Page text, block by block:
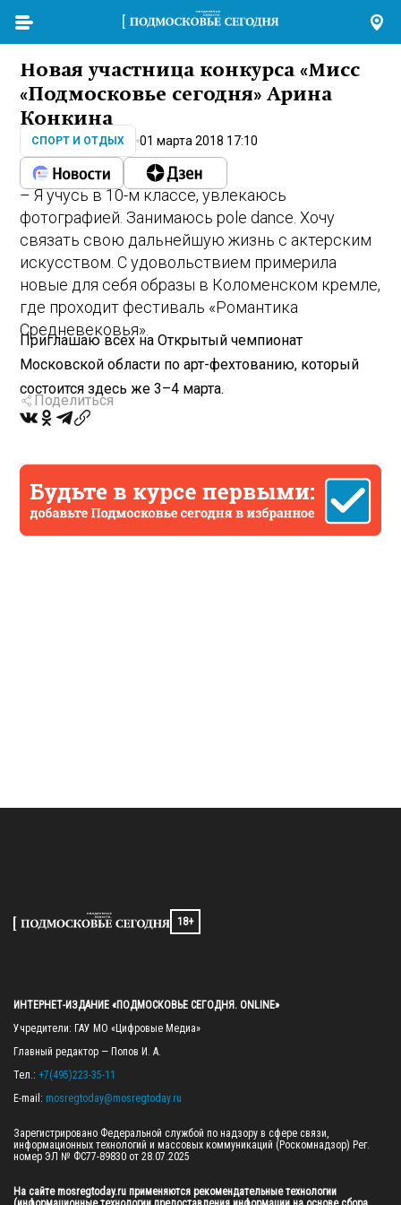
Новая участница конкурса «Мисс
«Подмосковье сегодня» Арина
Конкина
СПОРТ И ОТДЫХ 01 марта 2018 17:10
– Я учусь в 10-м классе, увлекаюсь
фотографией. Занимаюсь pole dance. Хочу
связать свою дальнейшую жизнь с актерским
искусством. С удовольствием примерила
новые для себя образы в Коломенском кремле,
где проходит фестиваль «Романтика
Средневековья».
Приглашаю всех на Открытый чемпионат
Московской области по арт-фехтованию, который
состоится здесь же 3–4 марта.
Поделиться
18+
ИНТЕРНЕТ-ИЗДАНИЕ «ПОДМОСКОВЬЕ СЕГОДНЯ. ONLINE»
Учредители: ГАУ МО «Цифровые Медиа»
Главный редактор — Попов И. А.
Тел.: +7(495)223-35-11
E-mail: mosregtoday@mosregtoday.ru
Зарегистрировано Федеральной службой по надзору в сфере связи,
информационных технологий и массовых коммуникаций (Роскомнадзор) Рег.
номер ЭЛ № ФС77-89830 от 28.07.2025
На сайте mosregtoday.ru применяются рекомендательные технологии